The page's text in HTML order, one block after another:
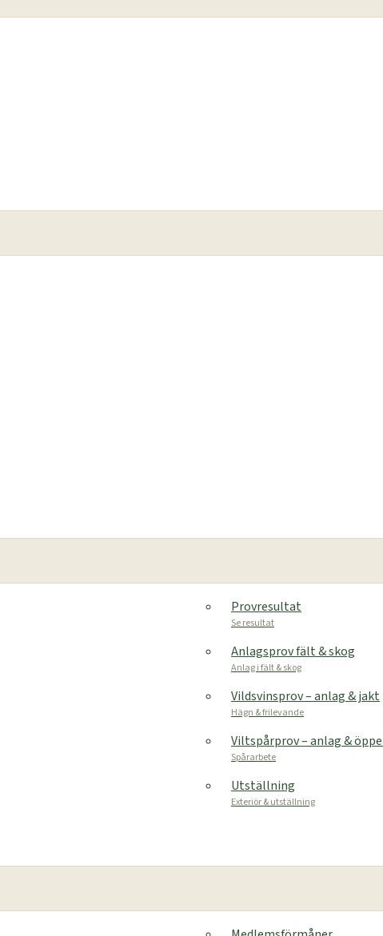
Provresultat
Se resultat
Anlagsprov fält & skog
Anlag i fält & skog
Vildsvinsprov – anlag & jakt
Hägn & frilevande
Viltspårprov – anlag &
Spårarbete
Utställning
Exteriör & utställning